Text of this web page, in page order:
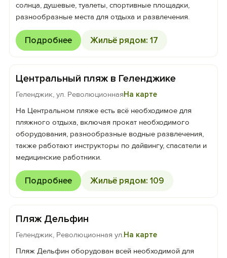
солнца, душевые, туалеты, спортивные площадки,
разнообразные места для отдыха и развлечения.
Подробнее Жильё рядом: 17
Центральный пляж в Геленджике
Геленджик, ул. РеволюционнаяНа карте
На Центральном пляже есть всё необходимое для
пляжного отдыха, включая прокат необходимого
оборудования, разнообразные водные развлечения,
также работают инструкторы по дайвингу, спасатели и
медицинские работники.
Подробнее Жильё рядом: 109
Пляж Дельфин
Геленджик, Революционная ул.На карте
Пляж Дельфин оборудован всей необходимой для